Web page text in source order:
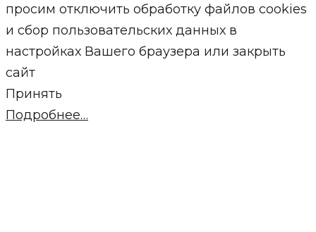
просим отключить обработку файлов cookies
и сбор пользовательских данных в
настройках Вашего браузера или закрыть
сайт
Принять
Подробнее…